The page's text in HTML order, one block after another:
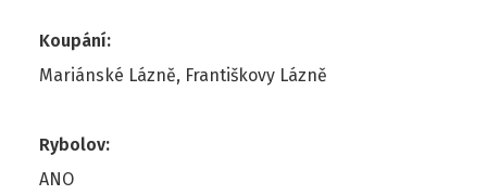
Koupání:
Mariánské Lázně, Františkovy Lázně
Rybolov:
ANO